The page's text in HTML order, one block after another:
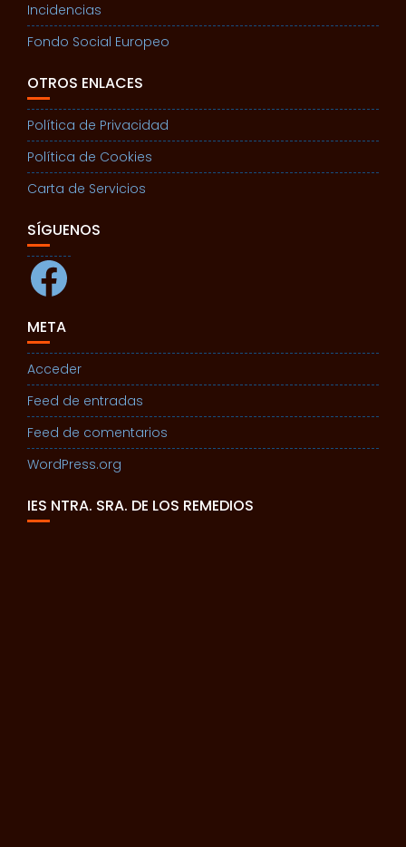
Incidencias
Fondo Social Europeo
OTROS ENLACES
Política de Privacidad
Política de Cookies
Carta de Servicios
SÍGUENOS
Facebook
META
Acceder
Feed de entradas
Feed de comentarios
WordPress.org
IES NTRA. SRA. DE LOS REMEDIOS